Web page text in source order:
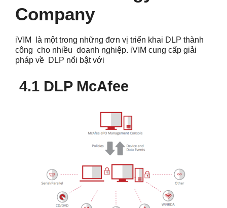
Company
iVIM là một trong những đơn vị triển khai DLP thành
công cho nhiều doanh nghiệp. iVIM cung cấp giải
pháp về DLP nổi bật với
4.1 DLP McAfee